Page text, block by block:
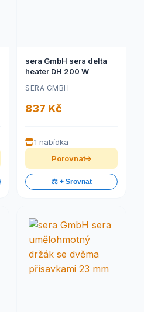
sera GmbH sera delta
heater DH 200 W
SERA GMBH
837 Kč
1 nabídka
Porovnat
⚖️ + Srovnat